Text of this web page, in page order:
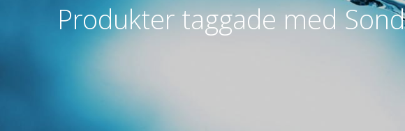
Produkter taggade med